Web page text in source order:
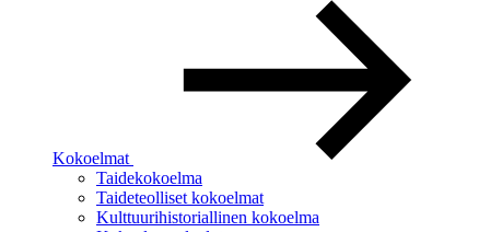
Kokoelmat
Taidekokoelma
Taideteolliset kokoelmat
Kulttuurihistoriallinen kokoelma